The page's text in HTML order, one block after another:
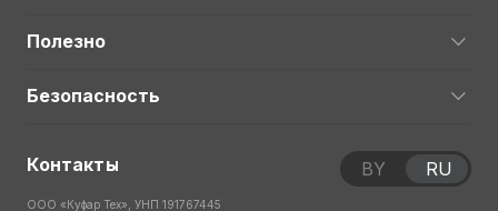
Полезно
Безопасность
Контакты
ООО «Куфар Тех», УНП 191767445
BY RU